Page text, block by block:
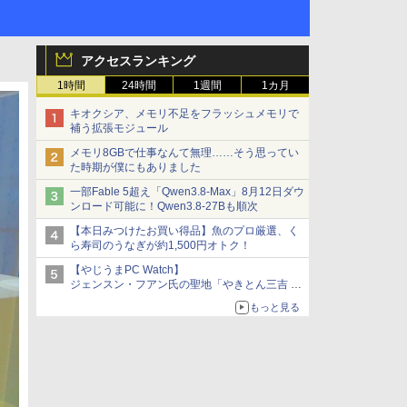
アクセスランキング
1時間 24時間 1週間 1カ月
キオクシア、メモリ不足をフラッシュメモリで
補う拡張モジュール
メモリ8GBで仕事なんて無理……そう思ってい
た時期が僕にもありました
一部Fable 5超え「Qwen3.8-Max」8月12日ダウ
ンロード可能に！Qwen3.8-27Bも順次
【本日みつけたお買い得品】魚のプロ厳選、く
ら寿司のうなぎが約1,500円オトク！
【やじうまPC Watch】
ジェンスン・フアン氏の聖地「やきとん三吉 神
田北口店」で「ご来店記念コース」を娘と堪能
～コース名を変更したのはNVIDIAに怒られたか
もっと見る